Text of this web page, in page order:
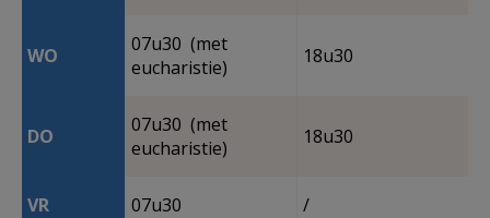
WO
07u30 (met
eucharistie)
18u30
DO
07u30 (met
eucharistie)
18u30
VR 07u30 /